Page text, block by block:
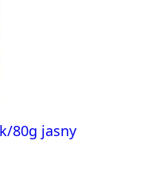
80g jasny